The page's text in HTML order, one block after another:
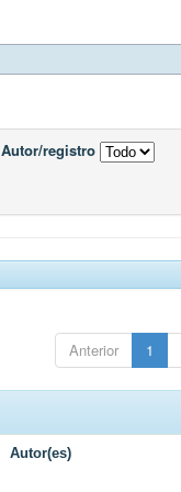
Autor/registro
Anterior 1
Autor(es)